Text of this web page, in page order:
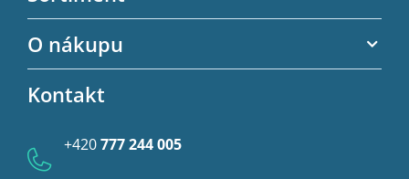
Kontaktní formulář
Endodoncie
Provizorní korunky a můstky
Anestezie
O nákupu
Kontakt
+420777 244 005